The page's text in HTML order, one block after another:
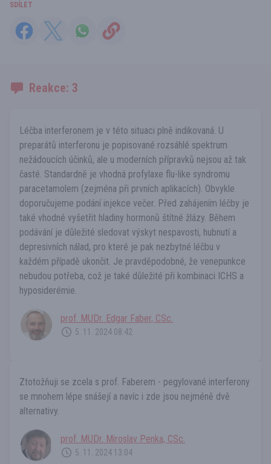
SDÍLET
Reakce: 3
Léčba interferonem je v této situaci plně indikovaná. U
preparátů interferonu je popisované rozsáhlé spektrum
nežádoucích účinků, ale u moderních přípravků nejsou až tak
časté. Standardně je vhodná profylaxe flu-like syndromu
paracetamolem (zejména při prvních aplikacích). Obvykle
doporučujeme podání injekce večer. Před zahájením léčby je
také vhodné vyšetřit hladiny hormonů štítné žlázy. Během
podávání je důležité sledovat výskyt nespavosti, hubnutí a
depresivních nálad, pro které je pak nezbytné léčbu v
každém případě ukončit. Je pravděpodobné, že venepunkce
nebudou potřeba, což je také důležité při kombinaci ICHS a
hyposiderémie.
prof. MUDr. Edgar Faber, CSc.
5. 11. 2024 08:42
Ztotožňuji se zcela s prof. Faberem - pegylované interferony
se mnohem lépe snášejí a navíc i zde jsou nejméně dvě
alternativy.
prof. MUDr. Miroslav Penka, CSc.
5. 11. 2024 13:04